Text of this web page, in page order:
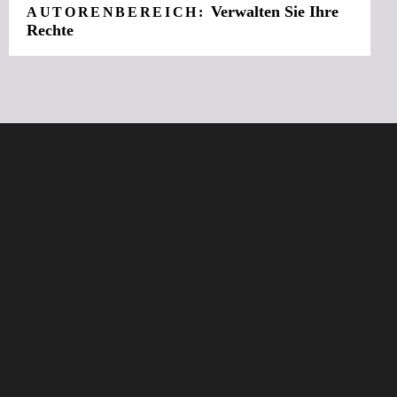
AUTORENBEREICH:Verwalten Sie Ihre
Rechte